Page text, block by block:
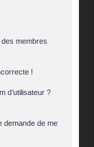
membres
!
d’utilisateur ?
demande de me